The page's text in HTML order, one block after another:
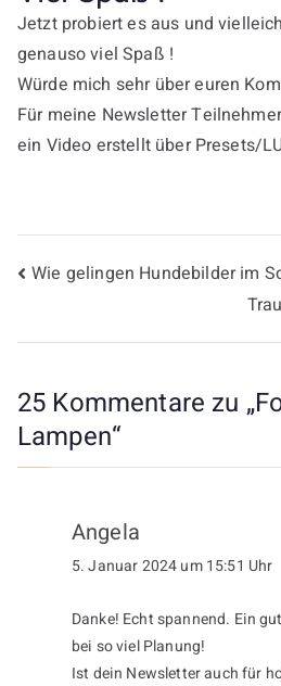
Jetzt probiert es aus und
genauso viel Spaß !
Würde mich sehr über euren
Für meine Newsletter
ein Video erstellt über Presets/
Wie gelingen Hundebilder im
25 Kommentare zu „
Lampen“
Angela
5. Januar 2024 um 15:51 Uhr
Danke! Echt spannend. Ein
bei so viel Planung!
Ist dein Newsletter auch für